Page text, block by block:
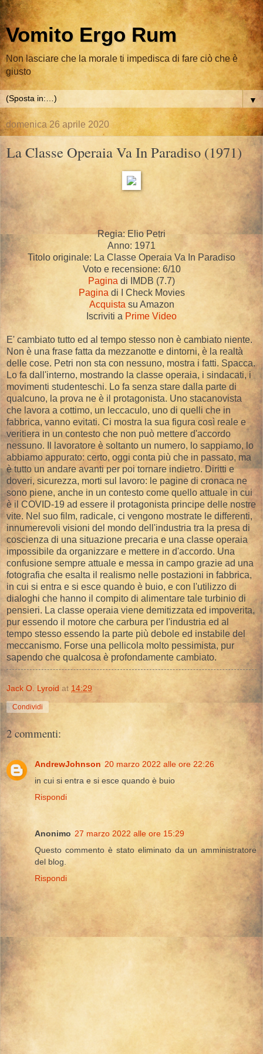
Vomito Ergo Rum
Non lasciare che la morale ti impedisca di fare ciò che è
giusto
▼
domenica 26 aprile 2020
La Classe Operaia Va In Paradiso (1971)
Regia: Elio Petri
Anno: 1971
Titolo originale: La Classe Operaia Va In Paradiso
Voto e recensione: 6/10
Pagina di IMDB (7.7)
Pagina di I Check Movies
Acquista su Amazon
Iscriviti a Prime Video
E' cambiato tutto ed al tempo stesso non è cambiato niente.
Non è una frase fatta da mezzanotte e dintorni, è la realtà
delle cose. Petri non sta con nessuno, mostra i fatti. Spacca.
Lo fa dall'interno, mostrando la classe operaia, i sindacati, i
movimenti studenteschi. Lo fa senza stare dalla parte di
qualcuno, la prova ne è il protagonista. Uno stacanovista
che lavora a cottimo, un leccaculo, uno di quelli che in
fabbrica, vanno evitati. Ci mostra la sua figura così reale e
veritiera in un contesto che non può mettere d'accordo
nessuno. Il lavoratore è soltanto un numero, lo sappiamo, lo
abbiamo appurato: certo, oggi conta più che in passato, ma
è tutto un andare avanti per poi tornare indietro. Diritti e
doveri, sicurezza, morti sul lavoro: le pagine di cronaca ne
sono piene, anche in un contesto come quello attuale in cui
è il COVID-19 ad essere il protagonista principe delle nostre
vite. Nel suo film, radicale, ci vengono mostrate le differenti,
innumerevoli visioni del mondo dell'industria tra la presa di
coscienza di una situazione precaria e una classe operaia
impossibile da organizzare e mettere in d'accordo. Una
confusione sempre attuale e messa in campo grazie ad una
fotografia che esalta il realismo nelle postazioni in fabbrica,
in cui si entra e si esce quando è buio, e con l'utilizzo di
dialoghi che hanno il compito di alimentare tale turbinio di
pensieri. La classe operaia viene demitizzata ed impoverita,
pur essendo il motore che carbura per l'industria ed al
tempo stesso essendo la parte più debole ed instabile del
meccanismo. Forse una pellicola molto pessimista, pur
sapendo che qualcosa è profondamente cambiato.
Jack O. Lyroid at 14:29
Condividi
2 commenti:
AndrewJohnson 20 marzo 2022 alle ore 22:26
in cui si entra e si esce quando è buio
Rispondi
Anonimo 27 marzo 2022 alle ore 15:29
Questo commento è stato eliminato da un amministratore
del blog.
Rispondi